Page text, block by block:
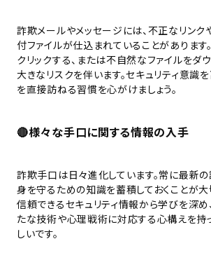
詐欺メールやメッセージには、不正なリンク
付ファイルが仕込まれていることがあります
クリックする、または不自然なファイルをダ
大きなリスクを伴います。セキュリティ意識
を直接訪ねる習慣を心がけましょう。
🔴様々な手口に関する情報の入手
詐欺手口は日々進化しています。常に最新の
身を守るための知識を蓄積しておくことが大
信頼できるセキュリティ情報から学びを深
たな技術や心理戦術に対応する心構えを持
しいです。